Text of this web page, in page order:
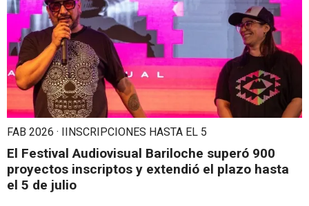
FAB 2026 · IINSCRIPCIONES HASTA EL 5
El Festival Audiovisual Bariloche superó 900
proyectos inscriptos y extendió el plazo hasta
el 5 de julio